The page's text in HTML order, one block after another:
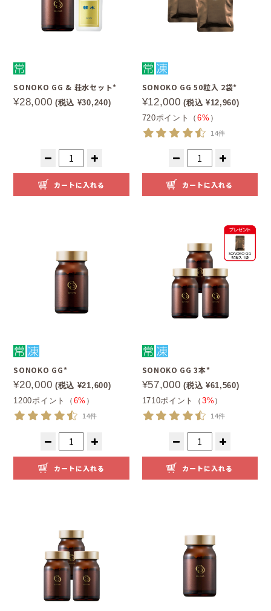
SONOKO GG & 荘水セット*
¥28,000 (税込 ¥30,240)
カートに入れる
SONOKO GG 50粒入 2袋*
¥12,000 (税込 ¥12,960)
720ポイント（6% ）
14件
カートに入れる
SONOKO GG*
¥20,000 (税込 ¥21,600)
1200ポイント（ 6% ）
14件
カートに入れる
SONOKO GG 3本*
¥57,000 (税込 ¥61,560)
1710ポイント（ 3% ）
14件
カートに入れる